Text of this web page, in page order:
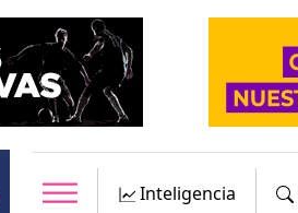
Inteligencia